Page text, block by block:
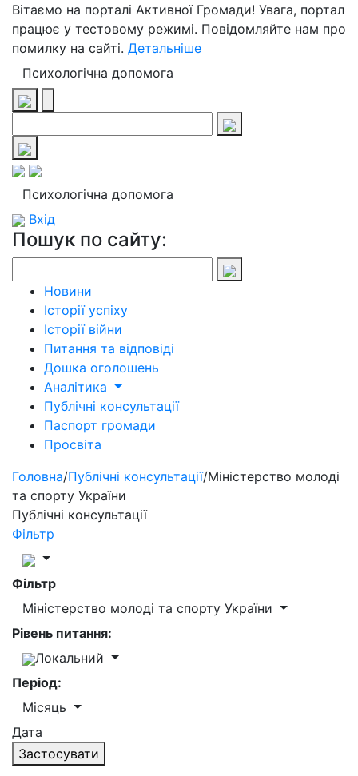
Вітаємо на порталі Активної Громади! Увага, портал
працює у тестовому режимі. Повідомляйте нам про
помилку на сайті. Детальніше
Психологічна допомога
Психологічна допомога
Вхід
Пошук по сайту:
Новини
Історії успіху
Історії війни
Питання та відповіді
Дошка оголошень
Аналітика
Публічні консультації
Паспорт громади
Просвіта
Головна/Публічні консультації/Міністерство молоді
та спорту України
Публічні консультації
Фільтр
Фільтр
Міністерство молоді та спорту України
Рівень питання:
Локальний
Період:
Місяць
Дата
Застосувати